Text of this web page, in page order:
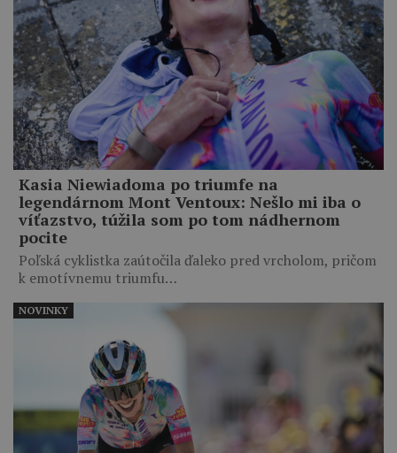
Kasia Niewiadoma po triumfe na
legendárnom Mont Ventoux: Nešlo mi iba o
víťazstvo, túžila som po tom nádhernom
pocite
Poľská cyklistka zaútočila ďaleko pred vrcholom, pričom
k emotívnemu triumfu…
NOVINKY